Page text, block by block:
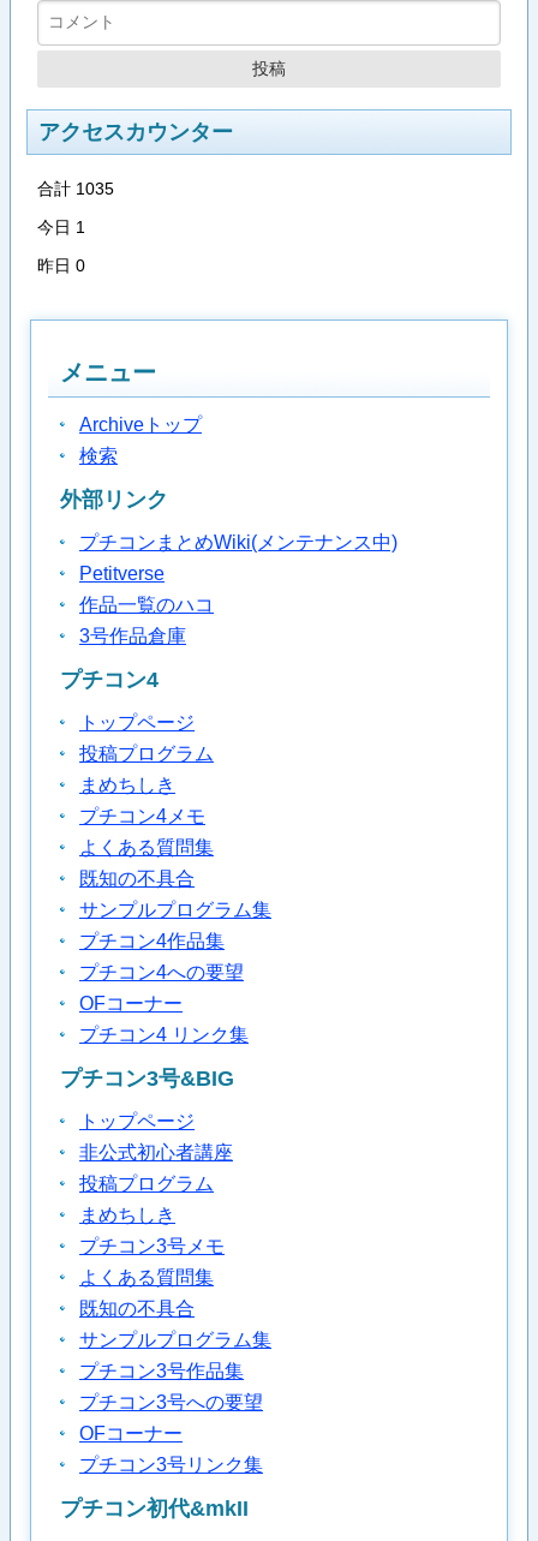
アクセスカウンター
合計 1035
今日 1
昨日 0
メニュー
Archiveトップ
検索
外部リンク
プチコンまとめWiki(メンテナンス中)
Petitverse
作品一覧のハコ
3号作品倉庫
プチコン4
トップページ
投稿プログラム
まめちしき
プチコン4メモ
よくある質問集
既知の不具合
サンプルプログラム集
プチコン4作品集
プチコン4への要望
OFコーナー
プチコン4 リンク集
プチコン3号&BIG
トップページ
非公式初心者講座
投稿プログラム
まめちしき
プチコン3号メモ
よくある質問集
既知の不具合
サンプルプログラム集
プチコン3号作品集
プチコン3号への要望
OFコーナー
プチコン3号リンク集
プチコン初代&mkII